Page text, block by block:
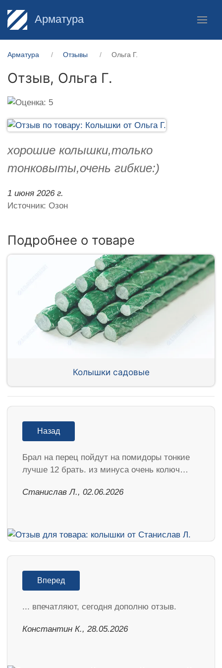
Арматура
Арматура Отзывы Ольга Г.
Отзыв, Ольга Г.
хорошие колышки,только
тонковыты,очень гибкие:)
1 июня 2026 г.
Источник: Озон
Подробнее о товаре
Колышки садовые
Назад
Брал на перец пойдут на помидоры тонкие
лучше 12 брать. из минуса очень колюч…
Станислав Л., 02.06.2026
Вперед
... впечатляют, сегодня дополню отзыв.
Константин К., 28.05.2026